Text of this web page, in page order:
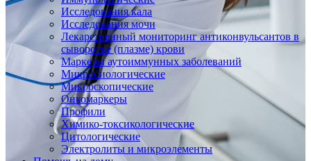
Исследования кала
Исследования мочи
Лекарственный мониторинг антиконвульсантов в
сыворотке (плазме) крови
Маркеры аутоиммунных заболеваний
Микробиологические
Микроскопические
Онкомаркеры
Профили
Химико-токсикологические
Цитологические
Электролиты и микроэлементы